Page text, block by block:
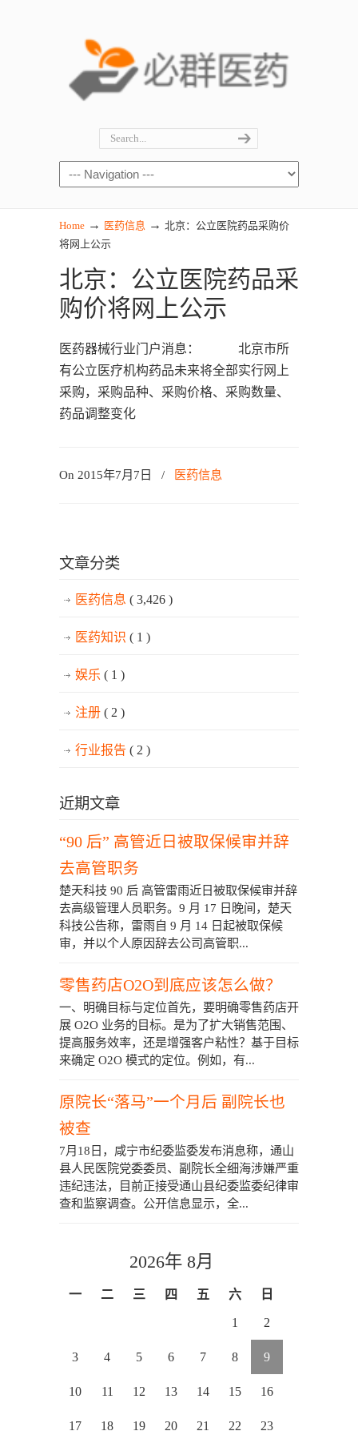
Home → 医药信息 → 北京：公立医院药品采购价
将网上公示
北京：公立医院药品采
购价将网上公示
医药器械行业门户消息： 北京市所
有公立医疗机构药品未来将全部实行网上
采购，采购品种、采购价格、采购数量、
药品调整变化
On 2015年7月7日 / 医药信息
文章分类
医药信息 ( 3,426 )
医药知识 ( 1 )
娱乐 ( 1 )
注册 ( 2 )
行业报告 ( 2 )
近期文章
“90 后” 高管近日被取保候审并辞
去高管职务
楚天科技 90 后 高管雷雨近日被取保候审并辞
去高级管理人员职务。9 月 17 日晚间，楚天
科技公告称，雷雨自 9 月 14 日起被取保候
审，并以个人原因辞去公司高管职...
零售药店O2O到底应该怎么做？
一、明确目标与定位首先，要明确零售药店开
展 O2O 业务的目标。是为了扩大销售范围、
提高服务效率，还是增强客户粘性？基于目标
来确定 O2O 模式的定位。例如，有...
原院长“落马”一个月后 副院长也
被查
7月18日，咸宁市纪委监委发布消息称，通山
县人民医院党委委员、副院长全细海涉嫌严重
违纪违法，目前正接受通山县纪委监委纪律审
查和监察调查。公开信息显示，全...
2026年 8月
一 二 三 四 五 六 日
1 2
3 4 5 6 7 8 9
10 11 12 13 14 15 16
17 18 19 20 21 22 23